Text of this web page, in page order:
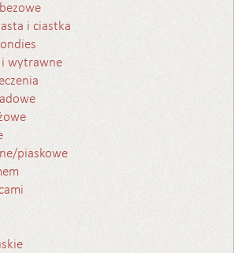
i ciastka
i wytrawne
piaskowe